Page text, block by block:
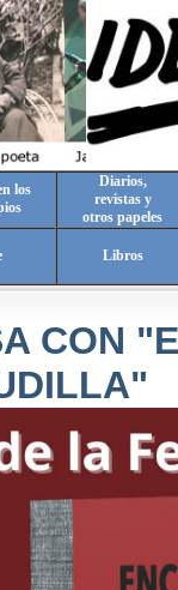
los
Diarios,
revistas y
otros papeles
Libros
CON